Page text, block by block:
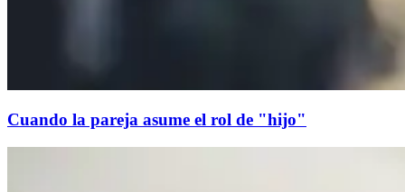
Cuando la pareja asume el rol de "hijo"